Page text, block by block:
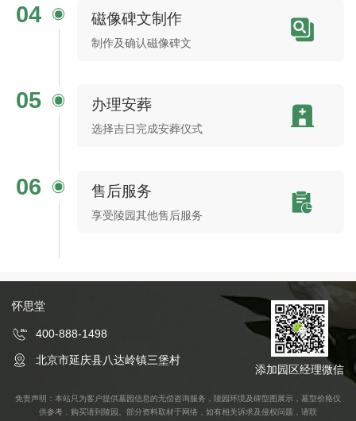
04 磁像碑文制作
制作及确认磁像碑文
05 办理安葬
选择吉日完成安葬仪式
06 售后服务
享受陵园其他售后服务
怀思堂
400-888-1498
北京市延庆县八达岭镇三堡村
添加园区经理微信
免责声明：本站只为客户提供墓园信息的无偿咨询服务，陵园环境及碑型图展示，墓型价格仅
供参考，购买请到陵园。部分资料取材于网络，如有相关诉求及侵权问题，请联